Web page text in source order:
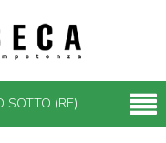
SOTTO (RE)